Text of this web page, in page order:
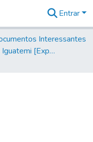
Entrar
Interessantes
Volume 08 - Iguatemi [Expedições para proteção e sustento]